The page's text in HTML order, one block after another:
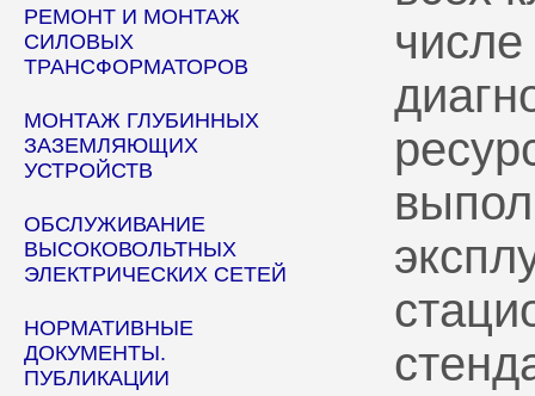
РЕМОНТ И МОНТАЖ
СИЛОВЫХ
ТРАНСФОРМАТОРОВ
МОНТАЖ ГЛУБИННЫХ
ЗАЗЕМЛЯЮЩИХ
УСТРОЙСТВ
ОБСЛУЖИВАНИЕ
ВЫСОКОВОЛЬТНЫХ
ЭЛЕКТРИЧЕСКИХ СЕТЕЙ
НОРМАТИВНЫЕ
ДОКУМЕНТЫ.
ПУБЛИКАЦИИ